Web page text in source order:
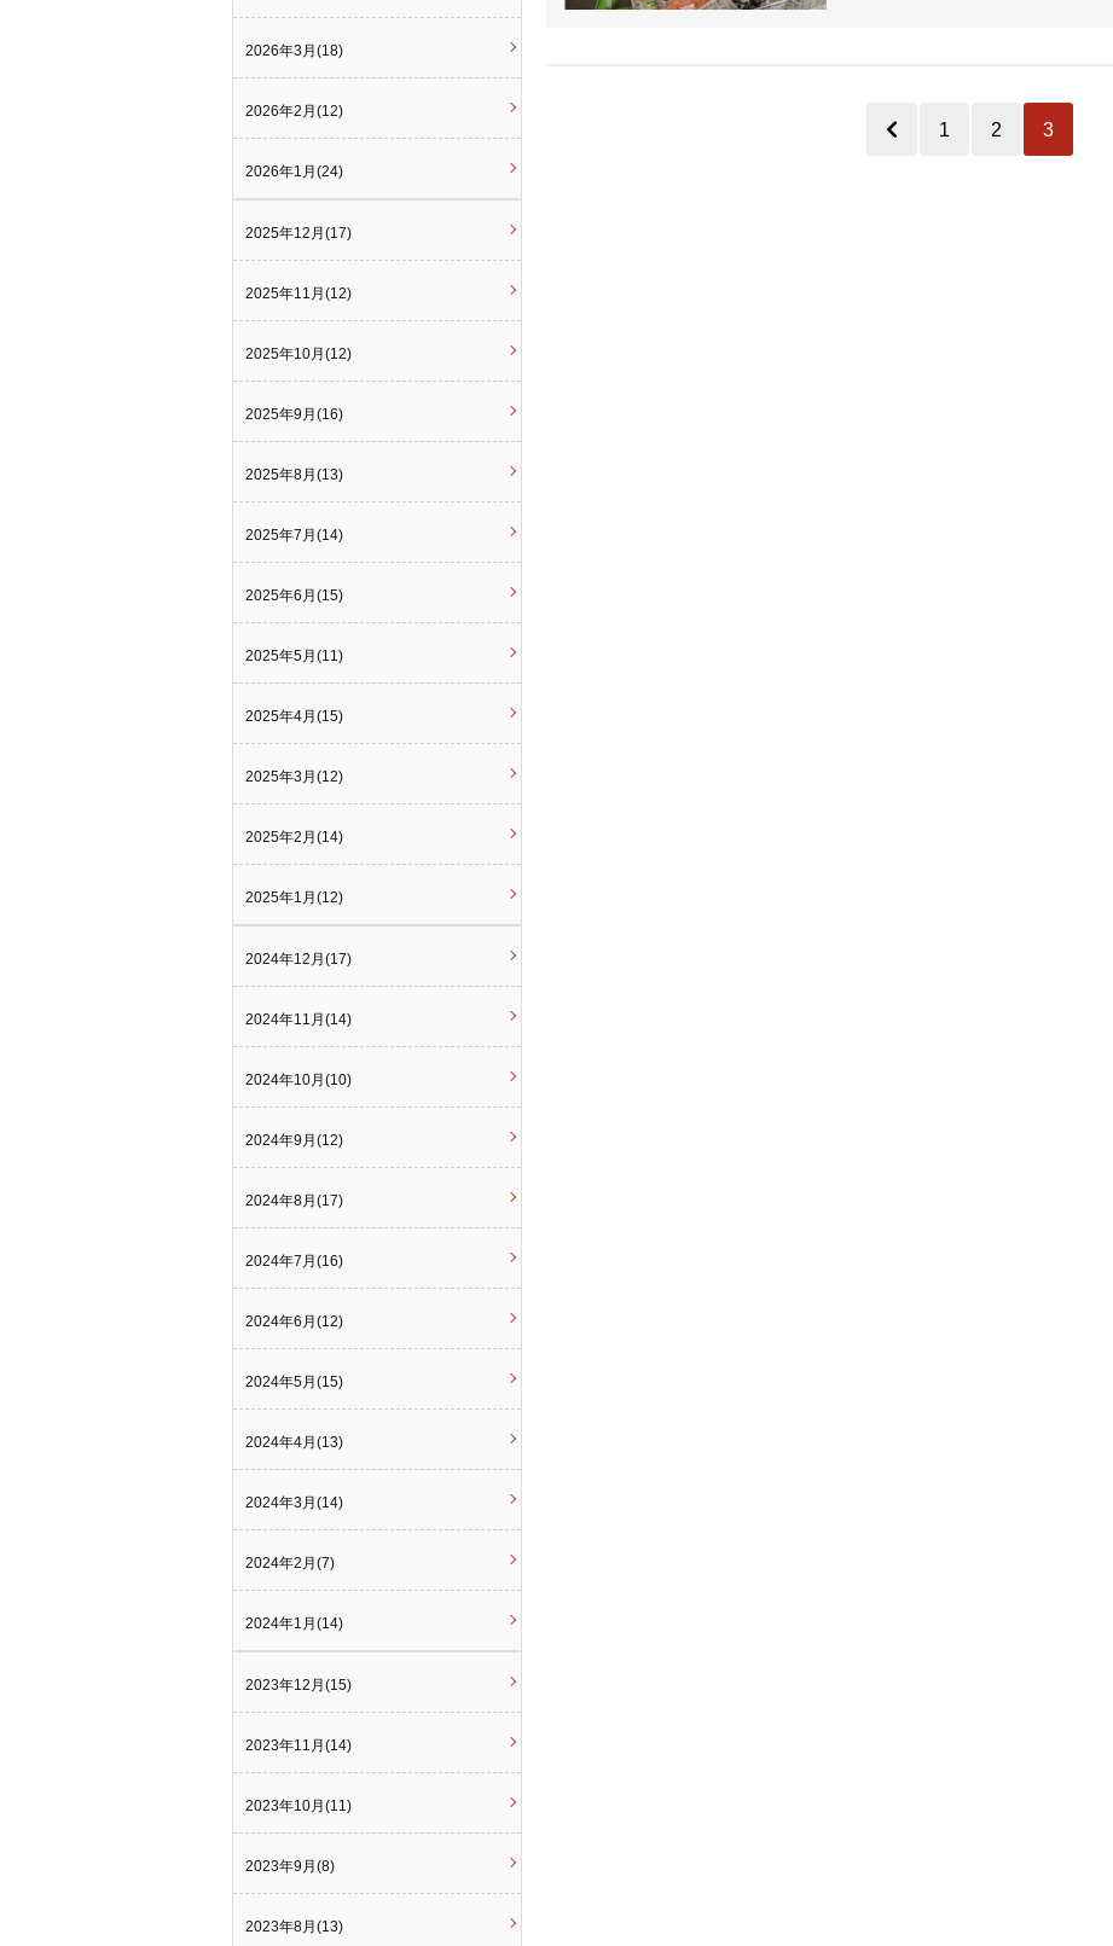
1 2 3
2026年3月(18)
2026年2月(12)
2026年1月(24)
2025年12月(17)
2025年11月(12)
2025年10月(12)
2025年9月(16)
2025年8月(13)
2025年7月(14)
2025年6月(15)
2025年5月(11)
2025年4月(15)
2025年3月(12)
2025年2月(14)
2025年1月(12)
2024年12月(17)
2024年11月(14)
2024年10月(10)
2024年9月(12)
2024年8月(17)
2024年7月(16)
2024年6月(12)
2024年5月(15)
2024年4月(13)
2024年3月(14)
2024年2月(7)
2024年1月(14)
2023年12月(15)
2023年11月(14)
2023年10月(11)
2023年9月(8)
2023年8月(13)